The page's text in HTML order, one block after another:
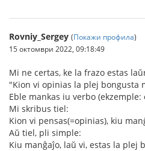
Rovniy_Sergey (Покажи профила)
15 октомври 2022, 09:18:49
Mi ne certas, ke la frazo estas
"Kion vi opinias la plej bongusta
Eble mankas iu verbo (ekzemple:
Mi skribus tiel:
Kion vi pensas(=opinias), kiu
Aŭ tiel, pli simple:
Kiu manĝaĵo, laŭ vi, estas la plej